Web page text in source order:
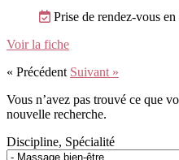
Prise de rendez-vous
Voir la fiche
« Précédent Suivant »
Vous n’avez pas trouvé ce que
nouvelle recherche.
Discipline, Spécialité